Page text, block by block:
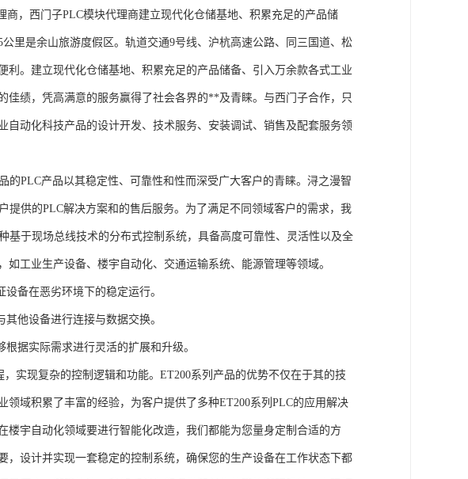
，西门子PLC模块代理商建立现代化仓储基地、积累充足的产品储
里是余山旅游度假区。轨道交通9号线、沪杭高速公路、同三国道、松
。建立现代化仓储基地、积累充足的产品储备、引入万余款各式工业
佳绩，凭高满意的服务赢得了社会各界的**及青睐。与西门子合作，只
动化科技产品的设计开发、技术服务、安装调试、销售及配套服务领
产品以其稳定性、可靠性和性而深受广大客户的青睐。浔之漫智
提供的PLC解决方案和的售后服务。为了满足不同领域客户的需求，我
基于现场总线技术的分布式控制系统，具备高度可靠性、灵活性以及全
工业生产设备、楼宇自动化、交通运输系统、能源管理等领域。
备在恶劣环境下的稳定运行。
他设备进行连接与数据交换。
据实际需求进行灵活的扩展和升级。
实现复杂的控制逻辑和功能。ET200系列产品的优势不仅在于其的技
域积累了丰富的经验，为客户提供了多种ET200系列PLC的应用解决
宇自动化领域要进行智能化改造，我们都能为您量身定制合适的方
设计并实现一套稳定的控制系统，确保您的生产设备在工作状态下都